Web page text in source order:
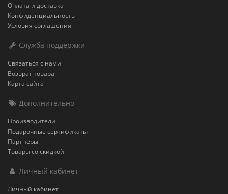
Оплата и доставка
Конфиденциальность
Условия соглашения
Служба поддержки
Связаться с нами
Возврат товара
Карта сайта
Дополнительно
Производители
Подарочные сертификаты
Партнёры
Товары со скидкой
Личный кабинет
Личный кабинет